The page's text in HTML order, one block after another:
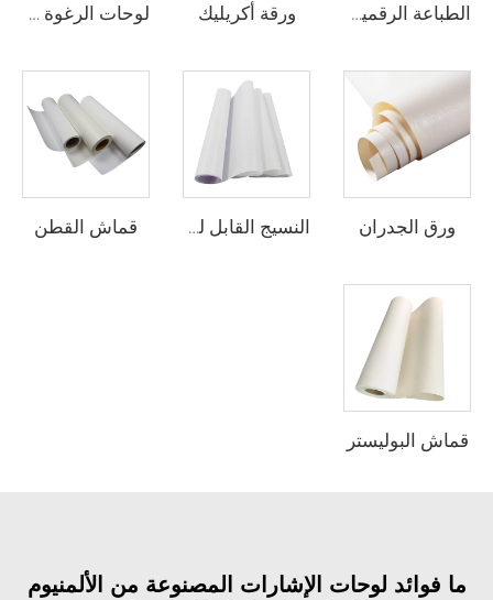
الطباعة الرقمية الفينيل ورقة أكريليك لوحات الرغوة من البيوفيك
ورق الجدران النسيج القابل للطباعة قماش القطن
قماش البوليستر
ما فوائد لوحات الإشارات المصنوعة من الألمنيوم